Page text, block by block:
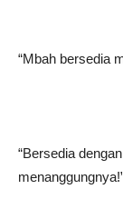
“Mbah bersedia
“Bersedia